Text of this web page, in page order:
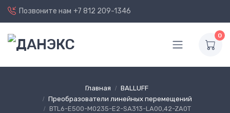
Позвоните нам +7 812 209-1346
0
Главная
BALLUFF
Преобразователи линейных перемещений
BTL6-E500-M0235-E2-SA313-LA00,42-ZA0T